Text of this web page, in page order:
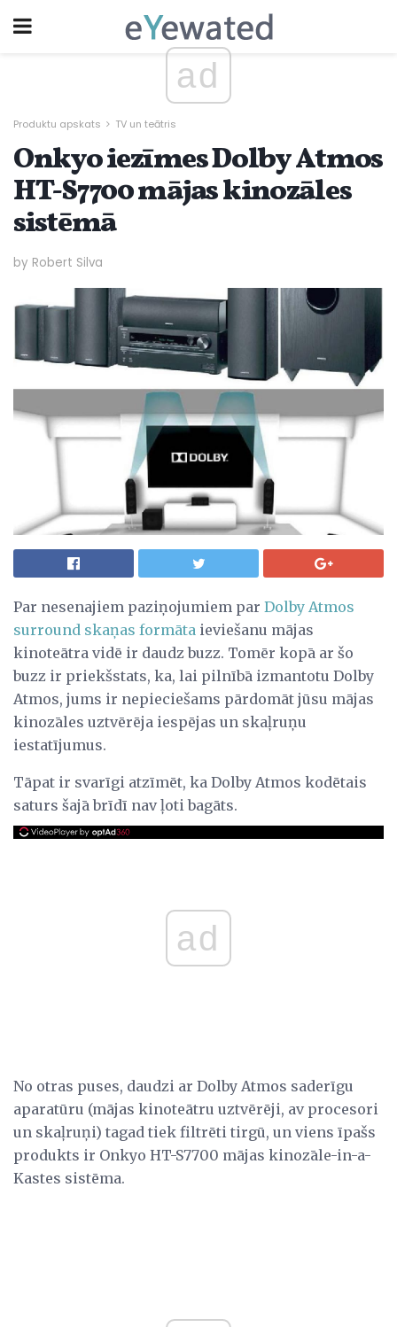
ad
Produktu apskats TV un teātris
Onkyo iezīmes Dolby Atmos
HT-S7700 mājas kinozāles
sistēmā
by Robert Silva
Par nesenajiem paziņojumiem par Dolby Atmos
surround skaņas formāta ieviešanu mājas
kinoteātra vidē ir daudz buzz. Tomēr kopā ar šo
buzz ir priekšstats, ka, lai pilnībā izmantotu Dolby
Atmos, jums ir nepieciešams pārdomāt jūsu mājas
kinozāles uztvērēja iespējas un skaļruņu
iestatījumus.
Tāpat ir svarīgi atzīmēt, ka Dolby Atmos kodētais
saturs šajā brīdī nav ļoti bagāts.
ad
No otras puses, daudzi ar Dolby Atmos saderīgu
aparatūru (mājas kinoteātru uztvērēji, av procesori
un skaļruņi) tagad tiek filtrēti tirgū, un viens īpašs
produkts ir Onkyo HT-S7700 mājas kinozāle-in-a-
Kastes sistēma.